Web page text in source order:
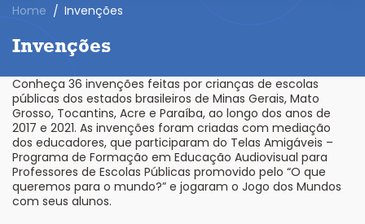
Home Invenções
Invenções
Conheça 36 invenções feitas por crianças de escolas
públicas dos estados brasileiros de Minas Gerais, Mato
Grosso, Tocantins, Acre e Paraíba, ao longo dos anos de
2017 e 2021. As invenções foram criadas com mediação
dos educadores, que participaram do Telas Amigáveis –
Programa de Formação em Educação Audiovisual para
Professores de Escolas Públicas promovido pelo “O que
queremos para o mundo?” e jogaram o Jogo dos Mundos
com seus alunos.